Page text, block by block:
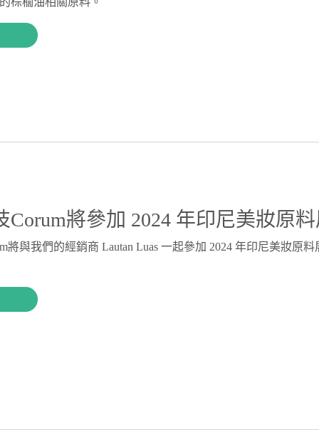
Corum將參加 2024 年印尼美妝原
將與我們的經銷商 Lautan Luas 一起參加 2024 年印尼美妝原